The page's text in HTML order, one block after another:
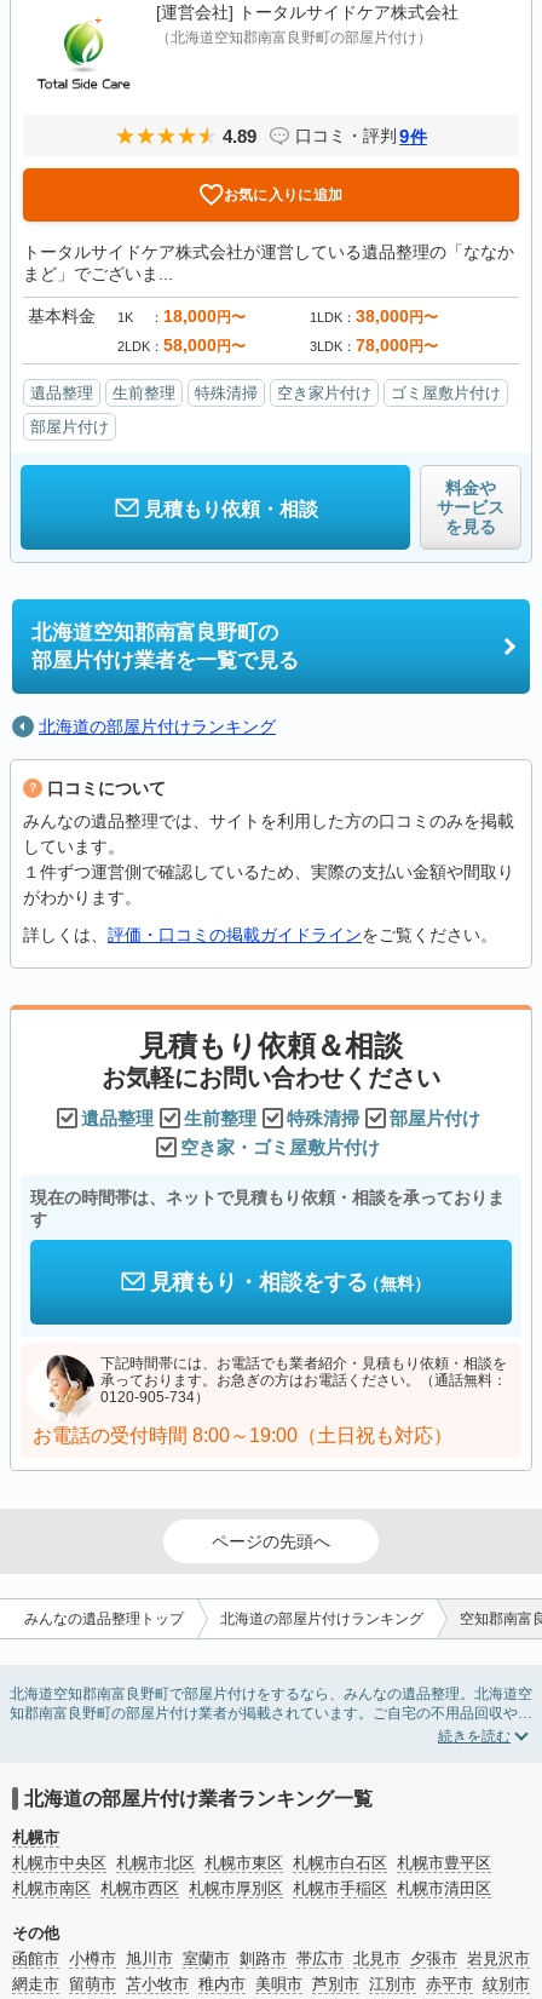
[運営会社] トータルサイドケア株式会社
（北海道空知郡南富良野町の部屋片付け）
4.89 口コミ・評判 9件
お気に入りに追加
トータルサイドケア株式会社が運営している遺品整理の「ななか
まど」でございま...
基本料金 1K 18,000円〜 1LDK 38,000円〜
2LDK 58,000円〜 3LDK 78,000円〜
遺品整理 生前整理 特殊清掃 空き家片付け
ゴミ屋敷片付け
部屋片付け
見積もり依頼・相談
料金や
サービス
を見る
北海道空知郡南富良野町の
部屋片付け業者を一覧で見る
北海道の部屋片付けランキング
口コミについて
みんなの遺品整理では、サイトを利用した方の口コミのみを掲載
しています。
１件ずつ運営側で確認しているため、実際の支払い金額や間取り
がわかります。
詳しくは、 評価・口コミの掲載ガイドラインをご覧ください。
見積もり依頼＆相談
お気軽にお問い合わせください
遺品整理 生前整理 特殊清掃
部屋片付け
空き家・ゴミ屋敷片付け
現在の時間帯は、ネットで見積もり依頼・相談を承っておりま
す
見積もり・相談をする（無料）
下記時間帯には、お電話でも業者紹介・見積もり依頼・相談を
承っております。お急ぎの方はお電話ください。（通話無料：
0120-905-734）
お電話の受付時間 8:00～19:00（土日祝も対応）
ページの先頭へ
みんなの遺品整理トップ 北海道の部屋片付けランキング 空知郡南富
北海道空知郡南富良野町で部屋片付けをするなら、みんなの遺品整理。北海道空
知郡南富良野町の部屋片付け業者が掲載されています。ご自宅の不用品回収や処
分品の仕分け、貴重品の捜索などの依頼ができます。北海道空知郡南富良野町の
み条件を利用し検索してみましょう。部屋片付けはいつか着手しようと思ってい
ると、ついつい後回しになってしまいますが、不用品だと思っていたものに思わ
ぬ買取額が付いていることもあります。
ご自分で無理なくできる片付け方法やご実家の片付けノウハウもお届けしていま
すので、ぜひあわせてご覧ください。
北海道の部屋片付け業者ランキング一覧
札幌市
札幌市中央区 札幌市北区 札幌市東区 札幌市白石区 札幌市豊平区
札幌市南区 札幌市西区 札幌市厚別区 札幌市手稲区 札幌市清田区
その他
函館市 小樽市 旭川市 室蘭市 釧路市 帯広市 北見市 夕張市 岩見沢市
網走市 留萌市 苫小牧市 稚内市 美唄市 芦別市 江別市 赤平市 紋別市